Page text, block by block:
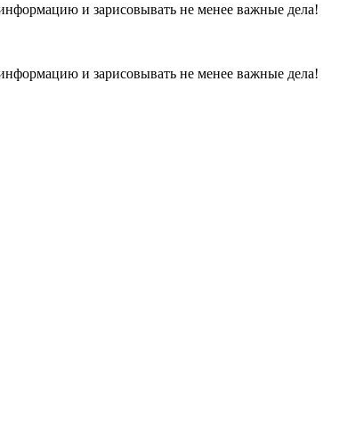
и зарисовывать не менее важные дела!
и зарисовывать не менее важные дела!